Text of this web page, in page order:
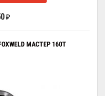
₽
МАСТЕР 160Т